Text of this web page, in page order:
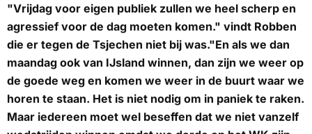
"Vrijdag voor eigen publiek zullen we heel scherp en
agressief voor de dag moeten komen." vindt Robben
die er tegen de Tsjechen niet bij was."En als we dan
maandag ook van IJsland winnen, dan zijn we weer op
de goede weg en komen we weer in de buurt waar we
horen te staan. Het is niet nodig om in paniek te raken.
Maar iedereen moet wel beseffen dat we niet vanzelf